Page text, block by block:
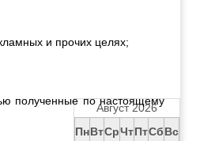
и прочих целях;
полученные по настоящему
Август 2026
ПнВтСрЧтПтСбВс